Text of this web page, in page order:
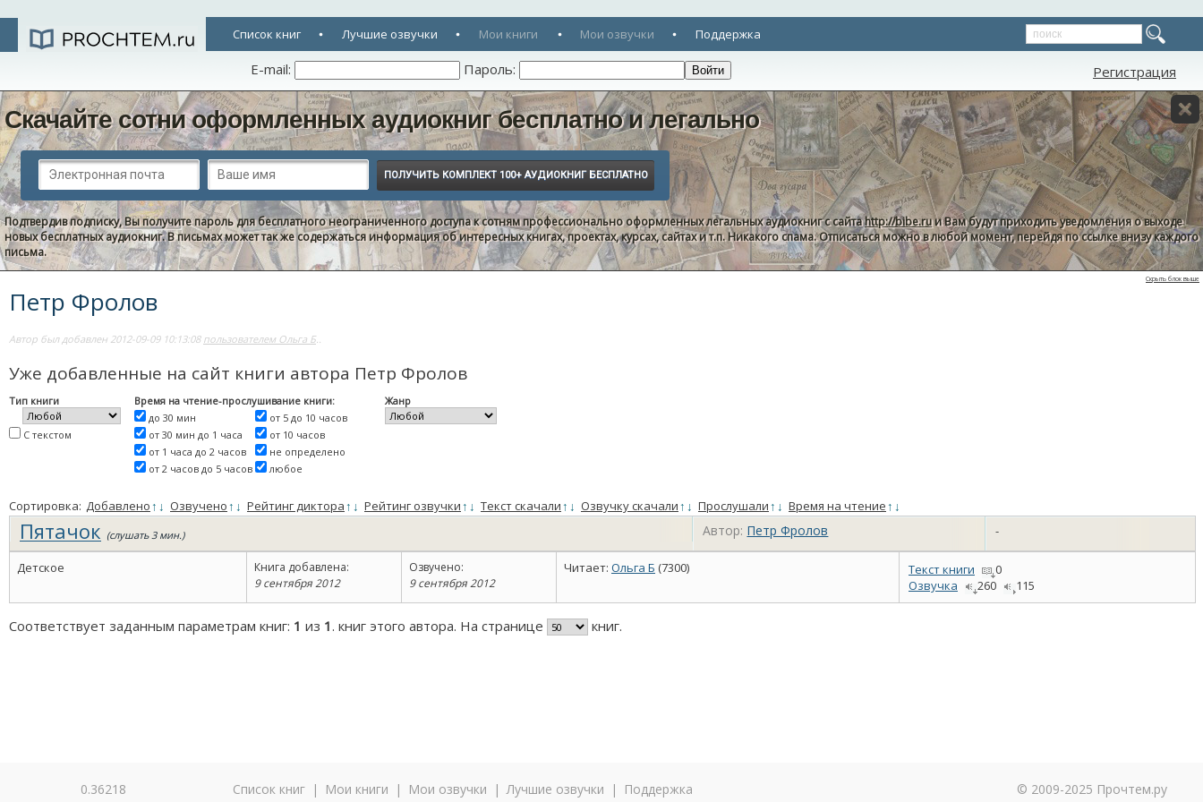
Список книг Лучшие озвучки Мои книги Мои озвучки Поддержка
E-mail: Пароль: Регистрация
Скачайте сотни оформленных аудиокниг бесплатно и легально
Подтвердив подписку, Вы получите пароль для бесплатного неограниченного доступа к сотням профессионально оформленных легальных аудиокниг с сайтаhttp://bibe.ruи Вам будут приходить уведомления о выходе
новых бесплатных аудиокниг. В письмах может так же содержаться информация об интересных книгах, проектах, курсах, сайтах и т.п. Никакого спама. Отписаться можно в любой момент, перейдя по ссылке внизу каждого
письма.
Скрыть блок выше
Петр Фролов
Автор был добавлен 2012-09-09 10:13:08 пользователем Ольга Б..
Уже добавленные на сайт книги автора Петр Фролов
Тип книги
С текстом
Время на чтение-прослушивание книги:
до 30 мин
от 30 мин до 1 часа
от 1 часа до 2 часов
от 2 часов до 5 часов
от 5 до 10 часов
от 10 часов
не определено
любое
Жанр
Сортировка: Добавлено↑ ↓ Озвучено↑ ↓ Рейтинг диктора↑ ↓ Рейтинг озвучки↑ ↓ Текст скачали↑ ↓ Озвучку скачали↑ ↓ Прослушали↑ ↓ Время на чтение↑ ↓
Пятачок (слушать 3 мин.) Автор: Петр Фролов -
Детское
Книга добавлена:
9 сентября 2012
Озвучено:
9 сентября 2012
Читает: Ольга Б (7300) Текст книги
0
Озвучка
260 115
Соответствует заданным параметрам книг: 1 из 1. книг этого автора. На странице книг.
© 2009-2025 Прочтем.ру
0.36218 Список книг | Мои книги | Мои озвучки | Лучшие озвучки | Поддержка